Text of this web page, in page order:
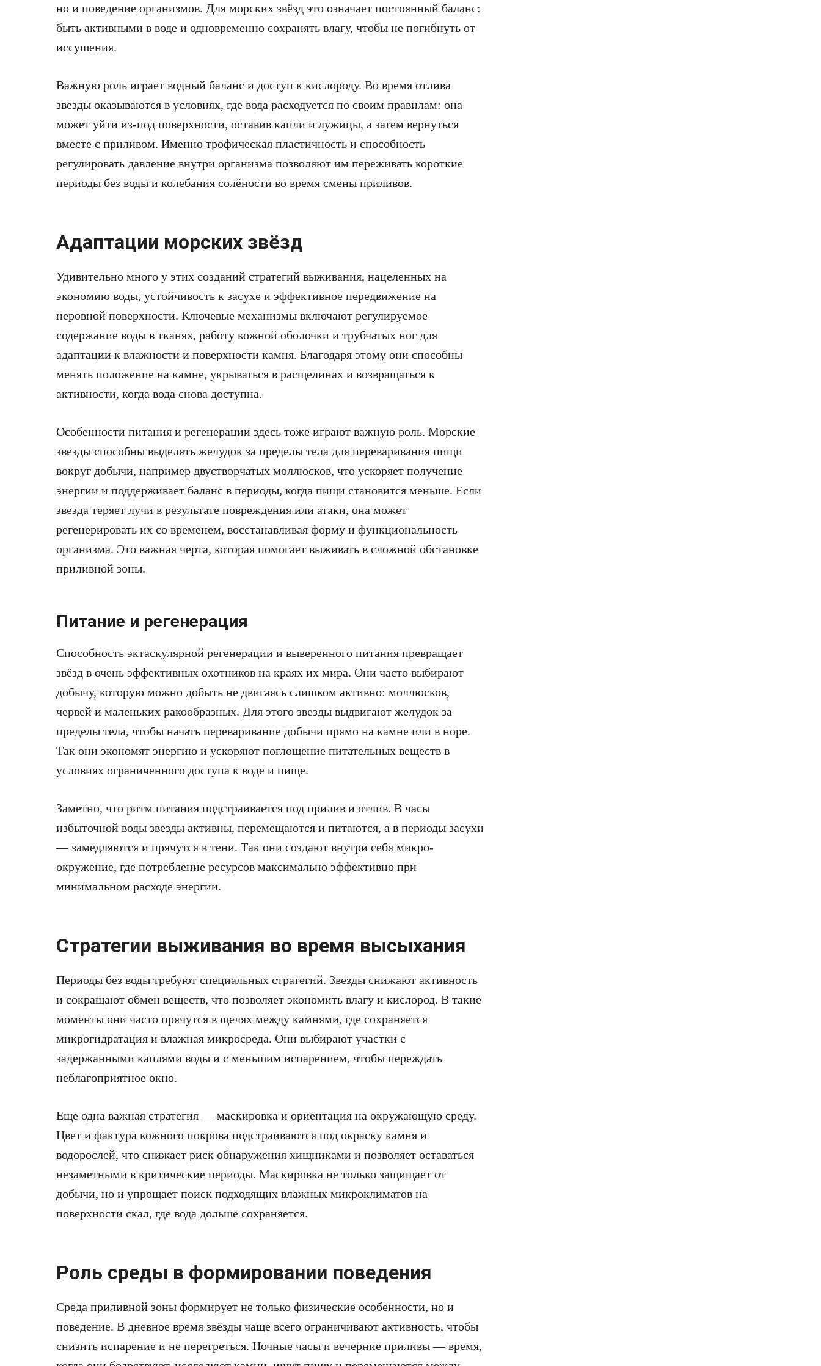
но и поведение организмов. Для морских звёзд это означает постоянный баланс:
быть активными в воде и одновременно сохранять влагу, чтобы не погибнуть от
иссушения.
Важную роль играет водный баланс и доступ к кислороду. Во время отлива
звезды оказываются в условиях, где вода расходуется по своим правилам: она
может уйти из-под поверхности, оставив капли и лужицы, а затем вернуться
вместе с приливом. Именно трофическая пластичность и способность
регулировать давление внутри организма позволяют им переживать короткие
периоды без воды и колебания солёности во время смены приливов.
Адаптации морских звёзд
Удивительно много у этих созданий стратегий выживания, нацеленных на
экономию воды, устойчивость к засухе и эффективное передвижение на
неровной поверхности. Ключевые механизмы включают регулируемое
содержание воды в тканях, работу кожной оболочки и трубчатых ног для
адаптации к влажности и поверхности камня. Благодаря этому они способны
менять положение на камне, укрываться в расщелинах и возвращаться к
активности, когда вода снова доступна.
Особенности питания и регенерации здесь тоже играют важную роль. Морские
звезды способны выделять желудок за пределы тела для переваривания пищи
вокруг добычи, например двустворчатых моллюсков, что ускоряет получение
энергии и поддерживает баланс в периоды, когда пищи становится меньше. Если
звезда теряет лучи в результате повреждения или атаки, она может
регенерировать их со временем, восстанавливая форму и функциональность
организма. Это важная черта, которая помогает выживать в сложной обстановке
приливной зоны.
Питание и регенерация
Способность эктаскулярной регенерации и выверенного питания превращает
звёзд в очень эффективных охотников на краях их мира. Они часто выбирают
добычу, которую можно добыть не двигаясь слишком активно: моллюсков,
червей и маленьких ракообразных. Для этого звезды выдвигают желудок за
пределы тела, чтобы начать переваривание добычи прямо на камне или в норе.
Так они экономят энергию и ускоряют поглощение питательных веществ в
условиях ограниченного доступа к воде и пище.
Заметно, что ритм питания подстраивается под прилив и отлив. В часы
избыточной воды звезды активны, перемещаются и питаются, а в периоды засухи
— замедляются и прячутся в тени. Так они создают внутри себя микро-
окружение, где потребление ресурсов максимально эффективно при
минимальном расходе энергии.
Стратегии выживания во время высыхания
Периоды без воды требуют специальных стратегий. Звезды снижают активность
и сокращают обмен веществ, что позволяет экономить влагу и кислород. В такие
моменты они часто прячутся в щелях между камнями, где сохраняется
микрогидратация и влажная микросреда. Они выбирают участки с
задержанными каплями воды и с меньшим испарением, чтобы переждать
неблагоприятное окно.
Еще одна важная стратегия — маскировка и ориентация на окружающую среду.
Цвет и фактура кожного покрова подстраиваются под окраску камня и
водорослей, что снижает риск обнаружения хищниками и позволяет оставаться
незаметными в критические периоды. Маскировка не только защищает от
добычи, но и упрощает поиск подходящих влажных микроклиматов на
поверхности скал, где вода дольше сохраняется.
Роль среды в формировании поведения
Среда приливной зоны формирует не только физические особенности, но и
поведение. В дневное время звёзды чаще всего ограничивают активность, чтобы
снизить испарение и не перегреться. Ночные часы и вечерние приливы — время,